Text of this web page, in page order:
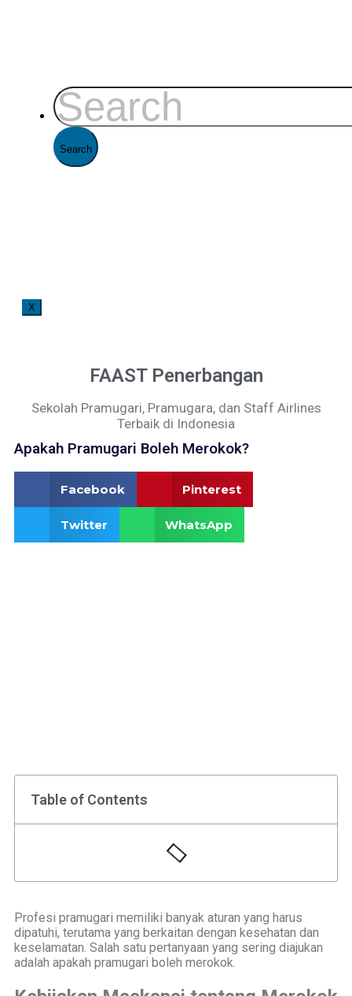
X
FAAST Penerbangan
Sekolah Pramugari, Pramugara, dan Staff Airlines
Terbaik di Indonesia
Apakah Pramugari Boleh Merokok?
Facebook Pinterest
Twitter WhatsApp
Table of Contents
Profesi pramugari memiliki banyak aturan yang harus
dipatuhi, terutama yang berkaitan dengan kesehatan dan
keselamatan. Salah satu pertanyaan yang sering diajukan
adalah apakah pramugari boleh merokok.